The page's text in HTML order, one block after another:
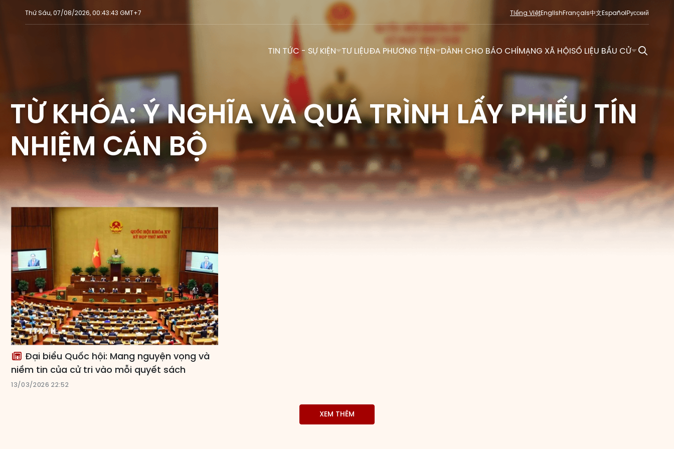
Thứ Sáu, 07/08/2026, 00:43:43 GMT+7 Tiếng ViệtEnglishFrançais中文EspañolРусский
TIN TỨC - SỰ KIỆN TƯ LIỆUĐA PHƯƠNG TIỆN DÀNH CHO BÁO CHÍMẠNG XÃ HỘISỐ LIỆU BẦU CỬ
TỪ KHÓA: Ý NGHĨA VÀ QUÁ TRÌNH LẤY PHIẾU TÍN
NHIỆM CÁN BỘ
Đại biểu Quốc hội: Mang nguyện vọng và
niềm tin của cử tri vào mỗi quyết sách
13/03/2026 22:52
XEM THÊM